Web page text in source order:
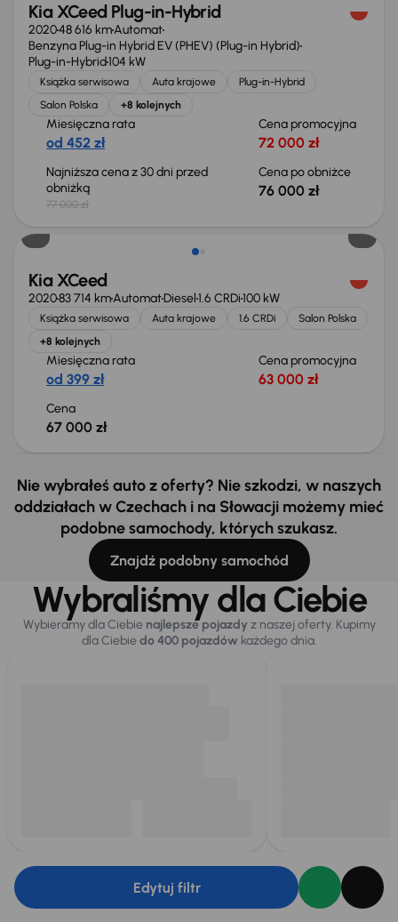
Kia XCeed Plug-in-Hybrid
202048 616 kmAutomat
Benzyna Plug-in Hybrid EV (PHEV) (Plug-in Hybrid)
Plug-in-Hybrid104 kW
Książka serwisowa Auta krajowe
Plug-in-Hybrid
Salon Polska
+8 kolejnych
Miesięczna rata
od 452 zł
Cena promocyjna
72 000 zł
Najniższa cena z 30 dni przed
obniżką
77 000 zł
Cena po obniżce
76 000 zł
Kia XCeed
202083 714 kmAutomatDiesel1.6 CRDi100 kW
Książka serwisowa Auta krajowe 1.6 CRDi
Salon Polska
+8 kolejnych
Miesięczna rata
od 399 zł
Cena promocyjna
63 000 zł
Cena
67 000 zł
Nie wybrałeś auto z oferty? Nie szkodzi, w naszych
oddziałach w Czechach i na Słowacji możemy mieć
podobne samochody, których szukasz.
Znajdź podobny samochód
Wybraliśmy dla Ciebie
Wybieramy dla Ciebie najlepsze pojazdy z naszej oferty. Kupimy
dla Ciebiedo 400 pojazdówkażdego dnia.
Edytuj filtr